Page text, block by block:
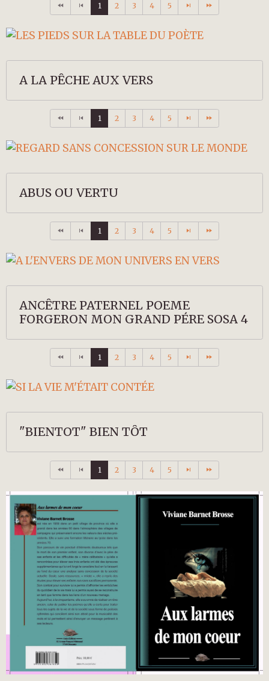
1 2 3 4 5
A LA PÊCHE AUX VERS
1 2 3 4 5
ABUS OU VERTU
1 2 3 4 5
ANCÊTRE PATERNEL POEME
FORGERON MON GRAND PÉRE SOSA 4
1 2 3 4 5
"BIENTOT" BIEN TÔT
1 2 3 4 5